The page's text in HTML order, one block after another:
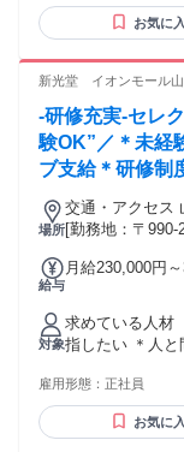
◇ダイバーシテ
者の方も 全て
気にしたい人
ュー歓迎 ・新
長年のやり方に
お気に
新光堂 イオンモール
-研修充実-セレ
験OK”／＊未経
ブ支給＊研修制
場所
交通・アクセス
[勤務地：〒990-
給与
月給230,000円
れる通勤・皆勤
るその他手当金額：なし ・賞与年2回（
象） ・通勤手
円） ・役職手当
り、年一回の
インセンティブ
対象
求めている人材
指したい ＊人と
長させたい ＊周りと
未経験者歓迎 ・無資格歓迎 【大歓
業職経験者 ・
雇用形態： 正社員
お気に